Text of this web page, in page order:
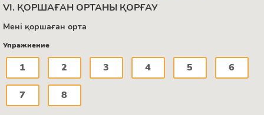
VI. ҚОРШАҒАН ОРТАНЫ ҚОРҒАУ
Мені қоршаған орта
Упражнение
1 2 3 4 5 6
7 8